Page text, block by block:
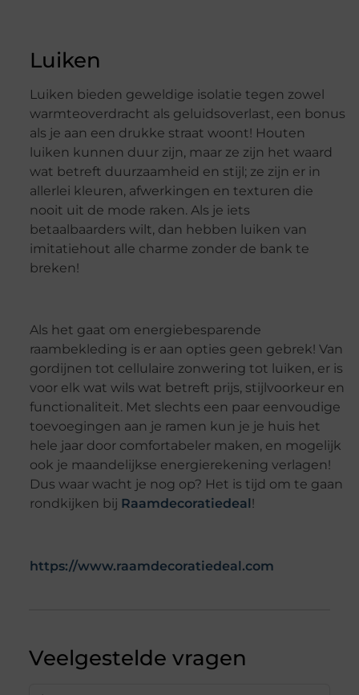
Luiken
Luiken bieden geweldige isolatie tegen zowel
warmteoverdracht als geluidsoverlast, een bonus
als je aan een drukke straat woont! Houten
luiken kunnen duur zijn, maar ze zijn het waard
wat betreft duurzaamheid en stijl; ze zijn er in
allerlei kleuren, afwerkingen en texturen die
nooit uit de mode raken. Als je iets
betaalbaarders wilt, dan hebben luiken van
imitatiehout alle charme zonder de bank te
breken!
Als het gaat om energiebesparende
raambekleding is er aan opties geen gebrek! Van
gordijnen tot cellulaire zonwering tot luiken, er is
voor elk wat wils wat betreft prijs, stijlvoorkeur en
functionaliteit. Met slechts een paar eenvoudige
toevoegingen aan je ramen kun je je huis het
hele jaar door comfortabeler maken, en mogelijk
ook je maandelijkse energierekening verlagen!
Dus waar wacht je nog op? Het is tijd om te gaan
rondkijken bij Raamdecoratiedeal!
https://www.raamdecoratiedeal.com
Veelgestelde vragen